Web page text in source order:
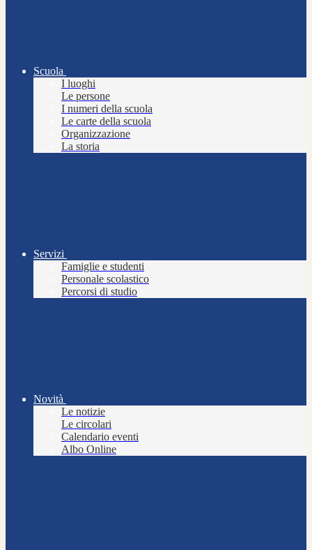
Scuola
I luoghi
Le persone
I numeri della scuola
Le carte della scuola
Organizzazione
La storia
Servizi
Famiglie e studenti
Personale scolastico
Percorsi di studio
Novità
Le notizie
Le circolari
Calendario eventi
Albo Online